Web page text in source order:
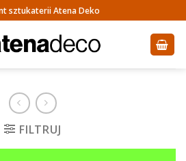
sztukaterii Atena Deko
FILTRUJ